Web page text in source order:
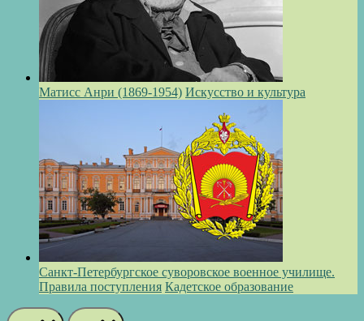
Матисс Анри (1869-1954) Искусство и культура
Санкт-Петербургское суворовское военное училище.
Правила поступления Кадетское образование